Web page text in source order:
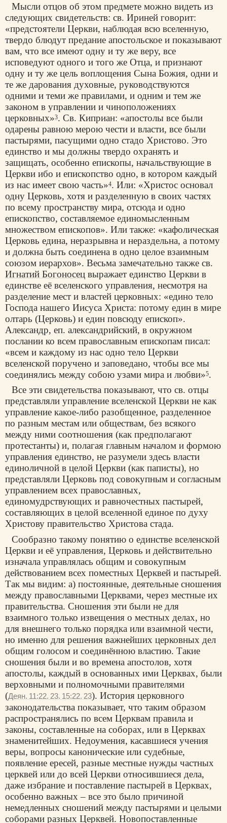
Мысли отцов об этом предмете можно видеть из
следующих свидетельств: св. Ириней говорит:
«предстоятели Церкви, наблюдая всю вселенную,
твердо блюдут предание апостольское и показывают
вам, что все имеют одну и ту же веру, все
исповедуют одного и того же Отца, и признают
одну и ту же цель воплощения Сына Божия, одни и
те же дарования духовные, руководствуются
одними и теми же правилами, и одним и тем же
законом в управлении и чиноположениях
церковных»3. Св. Киприан: «апостолы все были
одарены равною мерою чести и власти, все были
пастырями, пасущими одно стадо Христово. Это
единство и мы должны твердо охранять и
защищать, особенно епископы, начальствующие в
Церкви ибо и епископство одно, в котором каждый
из нас имеет свою часть»4. Или: «Христос основал
одну Церковь, хотя и разделенную в своих частях
по всему пространству мира, отсюда и одно
епископство, составляемое единомысленным
множеством епископов». Или также: «кафолическая
Церковь едина, неразрывна и нераздельна, а потому
и должна быть соединена в одно целое взаимным
союзом иерархов». Весьма замечательно также св.
Игнатий Богоносец выражает единство Церкви в
единстве её вселенского управления, несмотря на
разделение мест и властей церковных: «едино тело
Господа нашего Иисуса Христа: потому един в мире
олтарь (Церковь) и един повсюду епископ».
Александр, еп. александрийский, в окружном
послании ко всем православным епископам писал:
«всем и каждому из нас одно тело Церкви
вселенской поручено и заповедано, чтобы все мы
соединялись между собою узами мира и любви»5.
Все эти свидетельства показывают, что св. отцы
представляли управление вселенской Церкви не как
управление какое-либо разобщенное, разделенное
по разным местам или обществам, без всякого
между ними соотношения (как предполагают
протестанты) и, полагая главным началом и формою
управления единство, не разумели здесь власти
единоличной в целой Церкви (как паписты), но
представляли Церковь под совокупным и согласным
управлением всех православных,
единомудрствующих и равночестных пастырей,
составляющих в целой вселенной единое по духу
Христову правительство Христова стада.
Сообразно такому понятию о единстве вселенской
Церкви и её управления, Церковь и действительно
изначала управлялась общим и совокупным
действованием всех поместных Церквей и пастырей.
Так мы видим: а) постоянные, деятельные сношения
между православными Церквами, через местные их
правительства. Сношения эти были не для
взаимного только извещения о местных делах, но
для внешнего только порядка или взаимной чести,
но именно для решения важнейших церковных дел
общим голосом и соединённою властию. Такие
сношения были и во времена апостолов, хотя
апостолы, каждый в основанных ими Церквах, были
верховными и полномочными правителями
(Деян. 11:22. 23. 15:22. 23). История церковного
законодательства показывает, что таким образом
распространялись по всем Церквам правила и
законы, составленные на соборах, или в Церквах
знаменитейших. Недоумения, касавшиеся учения
веры, вопросы канонические или судебные,
появление ересей, разные местные нужды частных
церквей или до всей Церкви относившиеся дела,
даже избрание и поставление пастырей в Церквах,
особенно важных – все это было причиной
немедленных сношений между пастырями и целыми
соборами разных Церквей. Новопоставленные